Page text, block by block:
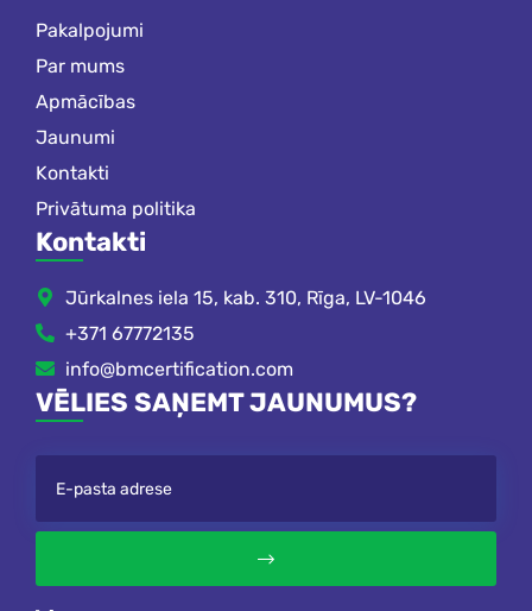
Pakalpojumi
Par mums
Apmācības
Jaunumi
Kontakti
Privātuma politika
Kontakti
Jūrkalnes iela 15, kab. 310, Rīga, LV-1046
+371 67772135
info@bmcertification.com
VĒLIES SAŅEMT JAUNUMUS?